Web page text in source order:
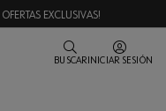
EXCLUSIVAS!
BUSCAR INICIAR SESIÓN